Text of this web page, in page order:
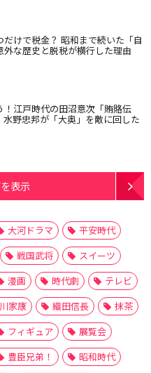
だけで税金？ 昭和まで続いた「自
外な歴史と脱税が横行した理由
！江戸時代の田沼意次「賄賂伝
水野忠邦が「大奥」を敵に回した
表示
大河ドラマ
平安時代
戦国武将
スイーツ
漫画 時代劇
テレビ
家康 織田信長
抹茶
フィギュア
展覧会
豊臣兄弟！
昭和時代